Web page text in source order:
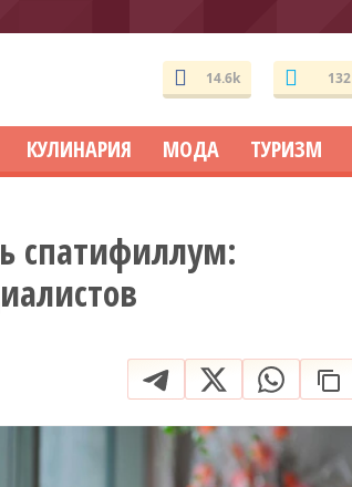
14.6k 132
КУЛИНАРИЯ МОДА ТУРИЗМ
спатифиллум: